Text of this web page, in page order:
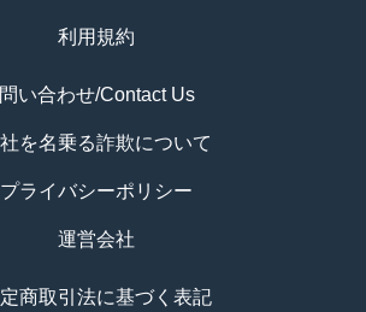
利用規約
問い合わせ/Contact Us
を名乗る詐欺について
プライバシーポリシー
運営会社
商取引法に基づく表記